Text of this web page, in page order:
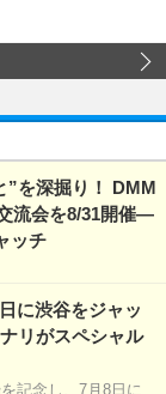
”を深掘り！ DMM
流会を8/31開催―
ッチ
に渋谷をジャッ
リがスペシャル
記念し、7月8日に